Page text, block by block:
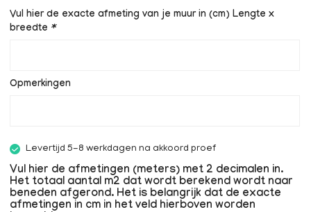
Vul hier de exacte afmeting van je muur in (cm) Lengte x
breedte *
Opmerkingen
Levertijd 5-8 werkdagen na akkoord proef
Vul hier de afmetingen (meters) met 2 decimalen in.
Het totaal aantal m2 dat wordt berekend wordt naar
beneden afgerond. Het is belangrijk dat de exacte
afmetingen in cm in het veld hierboven worden